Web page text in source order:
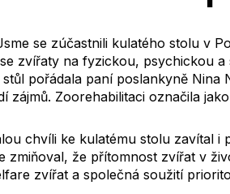
se zúčastnili kulatého stolu v
zvířaty na fyzickou, psychickou a
stůl pořádala paní poslankyně Nina
zájmů. Zoorehabilitaci označila
chvíli ke kulatému stolu zavítal i
zmiňoval, že přítomnost zvířat v
zvířat a společná soužití